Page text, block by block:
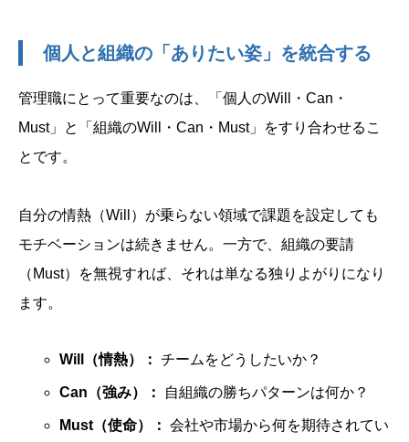
個人と組織の「ありたい姿」を統合する
管理職にとって重要なのは、「個人のWill・Can・
Must」と「組織のWill・Can・Must」をすり合わせるこ
とです。
自分の情熱（Will）が乗らない領域で課題を設定しても
モチベーションは続きません。一方で、組織の要請
（Must）を無視すれば、それは単なる独りよがりになり
ます。
Will（情熱）： チームをどうしたいか？
Can（強み）： 自組織の勝ちパターンは何か？
Must（使命）： 会社や市場から何を期待されてい